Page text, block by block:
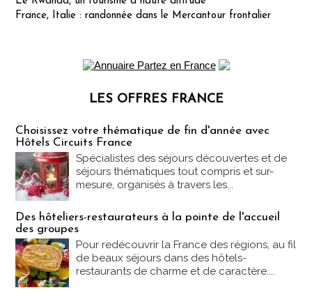
France, Italie : randonnée dans le Mercantour frontalier
LES OFFRES FRANCE
Choisissez votre thématique de fin d'année avec
Hôtels Circuits France
Spécialistes des séjours découvertes et de
séjours thématiques tout compris et sur-
mesure, organisés à travers les...
Des hôteliers-restaurateurs à la pointe de l'accueil
des groupes
Pour redécouvrir la France des régions, au fil
de beaux séjours dans des hôtels-
restaurants de charme et de caractère....